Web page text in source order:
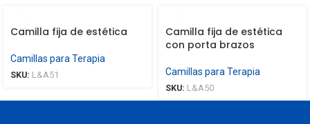
Camilla fija de estética
Camillas para Terapia
SKU: L&A51
Camilla fija de estética
con porta brazos
Camillas para Terapia
SKU: L&A50